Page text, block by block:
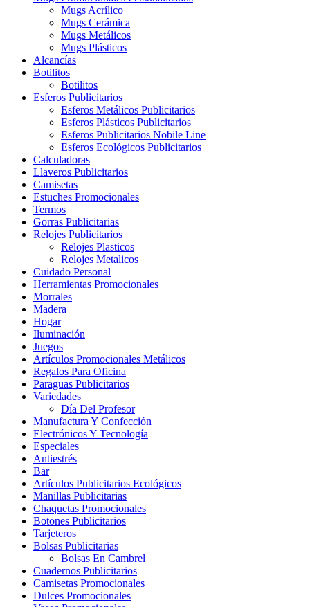
Mugs Acrílico
Mugs Cerámica
Mugs Metálicos
Mugs Plásticos
Alcancías
Botilitos
Botilitos
Esferos Publicitarios
Esferos Metálicos Publicitarios
Esferos Plásticos Publicitarios
Esferos Publicitarios Nobile Line
Esferos Ecológicos Publicitarios
Calculadoras
Llaveros Publicitarios
Camisetas
Estuches Promocionales
Termos
Gorras Publicitarias
Relojes Publicitarios
Relojes Plasticos
Relojes Metalicos
Cuidado Personal
Herramientas Promocionales
Morrales
Madera
Hogar
Iluminación
Juegos
Artículos Promocionales Metálicos
Regalos Para Oficina
Paraguas Publicitarios
Variedades
Día Del Profesor
Manufactura Y Confección
Electrónicos Y Tecnología
Especiales
Antiestrés
Bar
Artículos Publicitarios Ecológicos
Manillas Publicitarias
Chaquetas Promocionales
Botones Publicitarios
Tarjeteros
Bolsas Publicitarias
Bolsas En Cambrel
Cuadernos Publicitarios
Camisetas Promocionales
Dulces Promocionales